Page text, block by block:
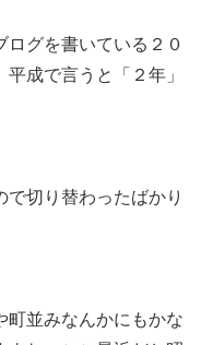
グを書いている２０
成で言うと「２年」
切り替わったばかり
町並みなんかにもかな